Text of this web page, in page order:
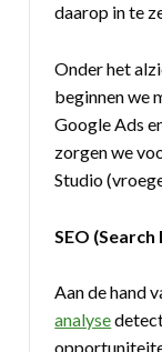
daarop in te
Onder het
beginnen we
Google Ads
zorgen we
Studio
SEO
Aan de hand
analyse